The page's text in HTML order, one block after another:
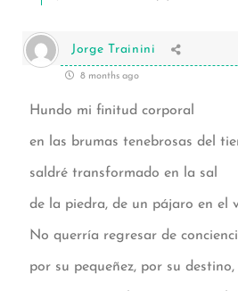
Jorge Trainini
8 months ago
Hundo mi finitud corporal
en las brumas tenebrosas del
saldré transformado en la sal
de la piedra, de un pájaro en el
No querría regresar de
por su pequeñez, por su